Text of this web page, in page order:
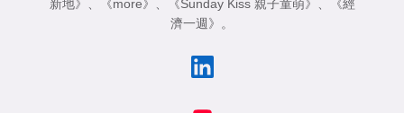
新地》
《more》 《Sunday Kiss 親子童萌》
《經
濟一週》
。